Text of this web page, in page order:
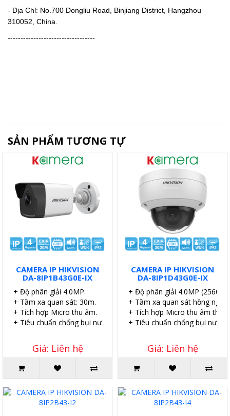
- Địa Chỉ: No.700 Dongliu Road, Binjiang District, Hangzhou
310052, China.
----------------------------------
SẢN PHẨM TƯƠNG TỰ
CAMERA IP HIKVISION
DA-8IP1B43G0E-IX
+ Độ phân giải 4.0MP.
+ Tầm xa quan sát: 30m.
+ Tích hợp Micro thu âm.
+ Tiêu chuẩn chống bụi nước IP67.
Giá: Liên hệ
CAMERA IP HIKVISION
DA-8IP1D43G0E-IX
+ Độ phân giải 4.0MP
+ Tầm xa quan sát hồng
+ Tích hợp Micro thu âm
+ Tiêu chuẩn chống bụi nước
Giá: Liên hệ